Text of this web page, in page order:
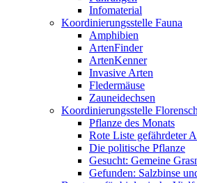
Infomaterial
Koordinierungsstelle Fauna
Amphibien
ArtenFinder
ArtenKenner
Invasive Arten
Fledermäuse
Zauneidechsen
Koordinierungsstelle
Pflanze des Monats
Rote Liste gefährdeter
Die politische Pflanze
Gesucht: Gemeine
Gefunden: Salzbinse